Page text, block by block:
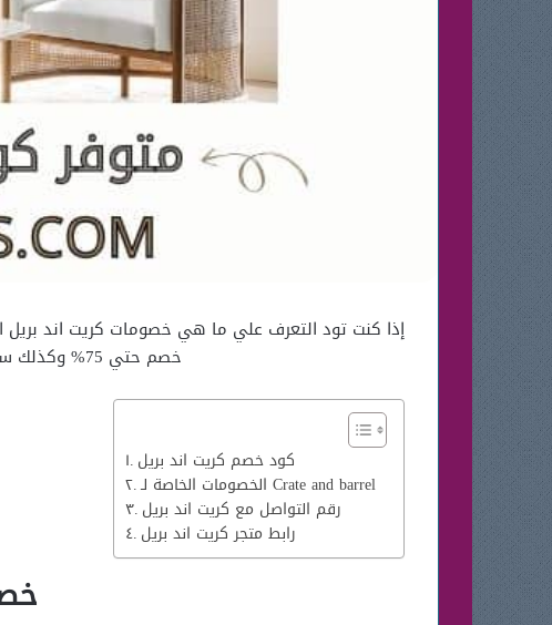
خصم حتي 75% وكذلك سنُزودك بطرية الشراء أونلاين من المتجر ومن ثم كوبون خصم اضافي وغير ذلك…..
كود خصم كريت اند بريل
الخصومات الخاصة لـ Crate and barrel
رقم التواصل مع كريت اند بريل
رابط متجر كريت اند بريل